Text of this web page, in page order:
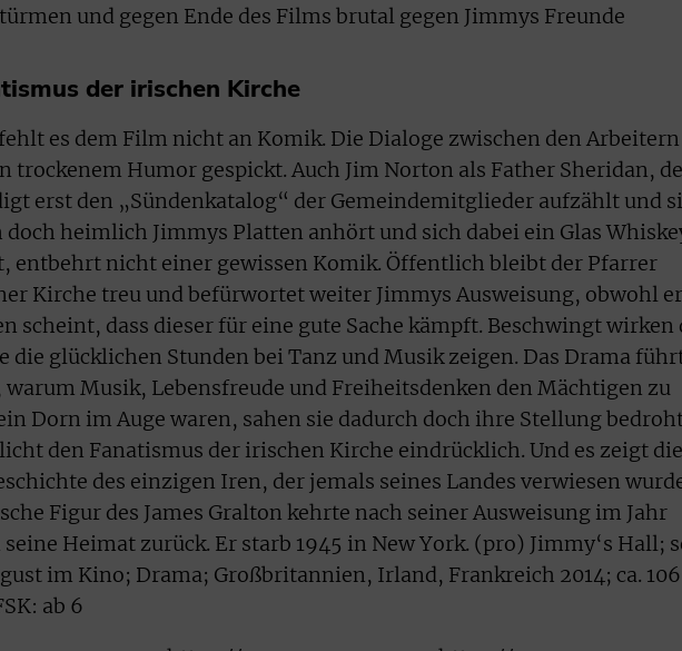
und gegen Ende des Films brutal gegen Jimmys Freunde
der irischen Kirche
es dem Film nicht an Komik. Die Dialoge zwischen den Arbeitern
trockenem Humor gespickt. Auch Jim Norton als Father Sheridan,
erst den „Sündenkatalog“ der Gemeindemitglieder aufzählt und
heimlich Jimmys Platten anhört und sich dabei ein Glas
entbehrt nicht einer gewissen Komik. Öffentlich bleibt der Pfarrer
Kirche treu und befürwortet weiter Jimmys Ausweisung, obwohl er
scheint, dass dieser für eine gute Sache kämpft. Beschwingt wirken
die glücklichen Stunden bei Tanz und Musik zeigen. Das Drama
warum Musik, Lebensfreude und Freiheitsdenken den Mächtigen zu
Dorn im Auge waren, sahen sie dadurch doch ihre Stellung
den Fanatismus der irischen Kirche eindrücklich. Und es zeigt die
des einzigen Iren, der jemals seines Landes verwiesen
Figur des James Gralton kehrte nach seiner Ausweisung im Jahr
seine Heimat zurück. Er starb 1945 in New York. (pro) Jimmy‘s Hall;
im Kino; Drama; Großbritannien, Irland, Frankreich 2014; ca. 106
ab 6